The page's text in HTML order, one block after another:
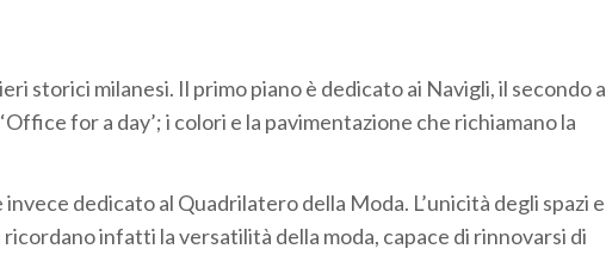
storici milanesi. Il primo piano è dedicato ai Navigli, il secondo a
for a day’; i colori e la pavimentazione che richiamano la
dedicato al Quadrilatero della Moda. L’unicità degli spazi e
infatti la versatilità della moda, capace di rinnovarsi di